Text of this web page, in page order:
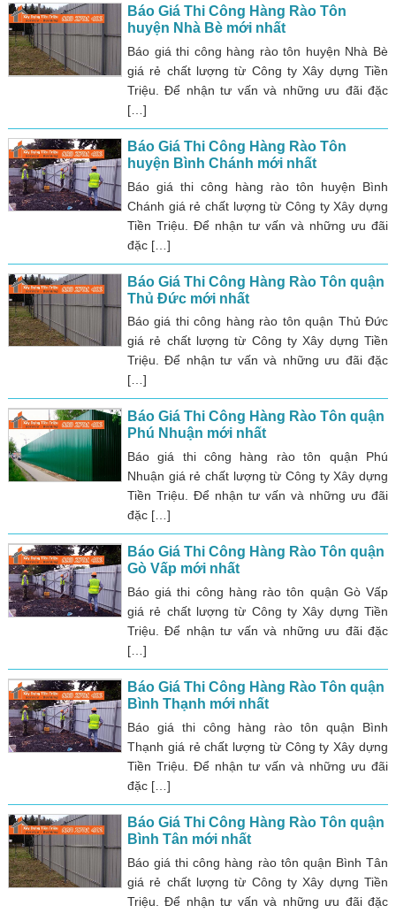
Báo Giá Thi Công Hàng Rào Tôn
huyện Nhà Bè mới nhất
Báo giá thi công hàng rào tôn huyện Nhà Bè
giá rẻ chất lượng từ Công ty Xây dựng Tiền
Triệu. Để nhận tư vấn và những ưu đãi đặc
[…]
Báo Giá Thi Công Hàng Rào Tôn
huyện Bình Chánh mới nhất
Báo giá thi công hàng rào tôn huyện Bình
Chánh giá rẻ chất lượng từ Công ty Xây dựng
Tiền Triệu. Để nhận tư vấn và những ưu đãi
đặc […]
Báo Giá Thi Công Hàng Rào Tôn quận
Thủ Đức mới nhất
Báo giá thi công hàng rào tôn quận Thủ Đức
giá rẻ chất lượng từ Công ty Xây dựng Tiền
Triệu. Để nhận tư vấn và những ưu đãi đặc
[…]
Báo Giá Thi Công Hàng Rào Tôn quận
Phú Nhuận mới nhất
Báo giá thi công hàng rào tôn quận Phú
Nhuận giá rẻ chất lượng từ Công ty Xây dựng
Tiền Triệu. Để nhận tư vấn và những ưu đãi
đặc […]
Báo Giá Thi Công Hàng Rào Tôn quận
Gò Vấp mới nhất
Báo giá thi công hàng rào tôn quận Gò Vấp
giá rẻ chất lượng từ Công ty Xây dựng Tiền
Triệu. Để nhận tư vấn và những ưu đãi đặc
[…]
Báo Giá Thi Công Hàng Rào Tôn quận
Bình Thạnh mới nhất
Báo giá thi công hàng rào tôn quận Bình
Thạnh giá rẻ chất lượng từ Công ty Xây dựng
Tiền Triệu. Để nhận tư vấn và những ưu đãi
đặc […]
Báo Giá Thi Công Hàng Rào Tôn quận
Bình Tân mới nhất
Báo giá thi công hàng rào tôn quận Bình Tân
giá rẻ chất lượng từ Công ty Xây dựng Tiền
Triệu. Để nhận tư vấn và những ưu đãi đặc